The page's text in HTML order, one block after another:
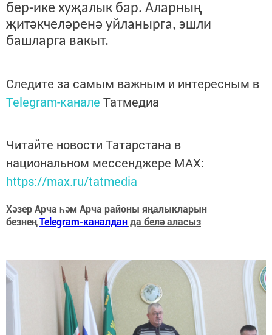
бер-ике хуҗалык бар. Аларның
җитәкчеләренә уйланырга, эшли
башларга вакыт.
Следите за самым важным и интересным в
Telegram-канале Татмедиа
Читайте новости Татарстана в
национальном мессенджере MАХ:
https://max.ru/tatmedia
Хәзер Арча һәм Арча районы яңалыкларын
безнеңTelegram-каналданда белә аласыз